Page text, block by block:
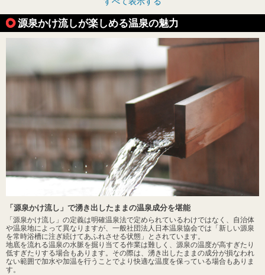
源泉かけ流しが楽しめる温泉の魅力
「源泉かけ流し」で湧き出したままの温泉成分を堪能
「源泉かけ流し」の定義は明確温泉法で定められているわけではなく、自治体
や温泉地によって異なりますが、一般社団法人日本温泉協会では「新しい源泉
を常時浴槽に注ぎ続けてあふれさせる状態」とされています。
地底を流れる温泉の水脈を掘り当てる作業は難しく、源泉の温度が高すぎたり
低すぎたりする場合もあります。その際は、湧き出したままの成分が損なわれ
ない範囲で加水や加温を行うことでより快適な温度を保っている場合もありま
す。